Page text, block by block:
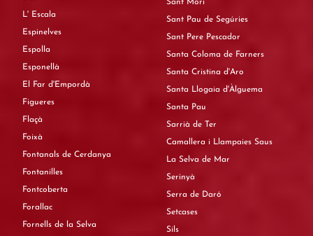
L' Escala
Espinelves
Espolla
Esponellà
El Far d'Empordà
Figueres
Flaçà
Foixà
Fontanals de Cerdanya
Fontanilles
Fontcoberta
Forallac
Fornells de la Selva
Sant Mori
Sant Pau de Segúries
Sant Pere Pescador
Santa Coloma de Farners
Santa Cristina d'Aro
Santa Llogaia d'Àlguema
Santa Pau
Sarrià de Ter
Camallera i Llampaies Saus
La Selva de Mar
Serinyà
Serra de Daró
Setcases
Sils